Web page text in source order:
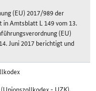
(EU) 2017/989 der
Amtsblatt L 149 vom 13.
(EU)
Juni 2017 berichtigt und
- UZK),